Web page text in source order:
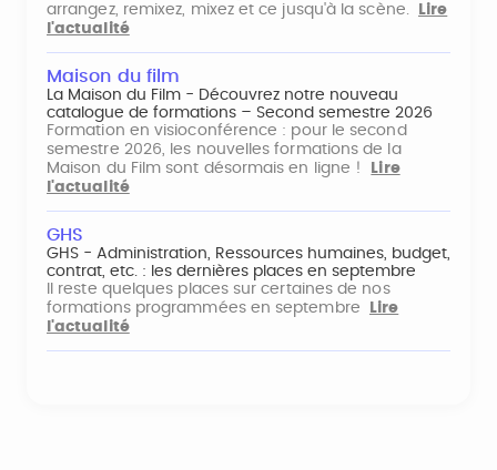
arrangez, remixez, mixez et ce jusqu'à la scène.
Lire
l'actualité
Maison du film
La Maison du Film - Découvrez notre nouveau
catalogue de formations – Second semestre 2026
Formation en visioconférence : pour le second
semestre 2026, les nouvelles formations de la
Maison du Film sont désormais en ligne !
Lire
l'actualité
GHS
GHS - Administration, Ressources humaines, budget,
contrat, etc. : les dernières places en septembre
Il reste quelques places sur certaines de nos
formations programmées en septembre
Lire
l'actualité